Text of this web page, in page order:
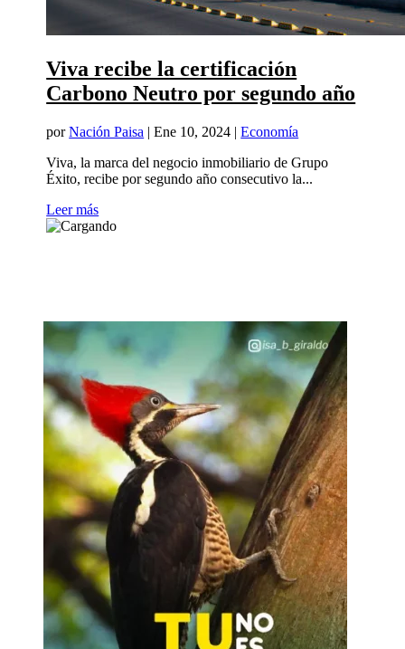
Viva recibe la certificación
Carbono Neutro por segundo año
porNación Paisa |Ene 10, 2024 |Economía
Viva, la marca del negocio inmobiliario de Grupo
Éxito, recibe por segundo año consecutivo la...
Leer más